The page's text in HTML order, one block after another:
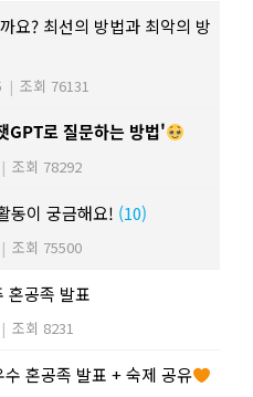
요? 최선의 방법과 최악의 방
| 조회 76131
GPT로 질문하는 방법'
| 조회 78292
동이 궁금해요! (10)
| 조회 75500
혼공족 발표
| 조회 8231
수 혼공족 발표 + 숙제 공유